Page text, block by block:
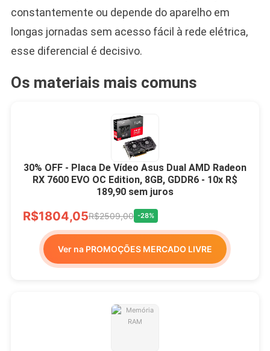
constantemente ou depende do aparelho em
longas jornadas sem acesso fácil à rede elétrica,
esse diferencial é decisivo.
Os materiais mais comuns
30% OFF - Placa De Vídeo Asus Dual AMD Radeon
RX 7600 EVO OC Edition, 8GB, GDDR6 - 10x R$
189,90 sem juros
R$1804,05R$2509,00 -28%
Ver na PROMOÇÕES MERCADO LIVRE